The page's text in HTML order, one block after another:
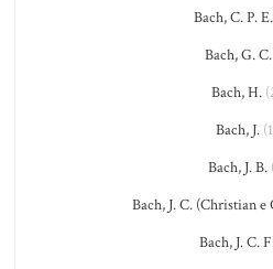
Bach, C. P. E.
Bach, G. C.
Bach, H.
Bach, J.
Bach, J. B.
Bach, J. C. (Christian
Bach, J. C.